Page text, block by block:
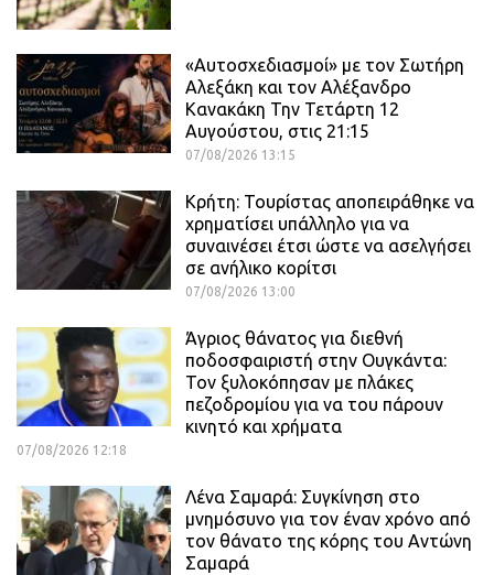
«Αυτοσχεδιασμοί» με τον Σωτήρη
Αλεξάκη και τον Αλέξανδρο
Κανακάκη Την Τετάρτη 12
Αυγούστου, στις 21:15
07/08/2026 13:15
Κρήτη: Τουρίστας αποπειράθηκε να
χρηματίσει υπάλληλο για να
συναινέσει έτσι ώστε να ασελγήσει
σε ανήλικο κορίτσι
07/08/2026 13:00
Άγριος θάνατος για διεθνή
ποδοσφαιριστή στην Ουγκάντα:
Τον ξυλοκόπησαν με πλάκες
πεζοδρομίου για να του πάρουν
κινητό και χρήματα
07/08/2026 12:18
Λένα Σαμαρά: Συγκίνηση στο
μνημόσυνο για τον έναν χρόνο από
τον θάνατο της κόρης του Αντώνη
Σαμαρά